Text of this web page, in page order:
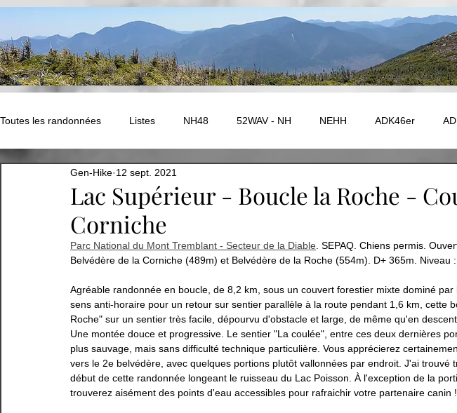
Toutes les randonnées Listes NH48 52WAV - NH NEHH ADK46er
NEK Challenge - Vermont ADK - Autres
Ouest Canadien Amérique du Sud - PEROU
EUROPE - Compostelle Abitibi Bas-St-Laurent Capitale-Nationale
Gaspésie Lanaudière Laurentides Mauricie Montérégie
Lac Supérieur - Boucle la Roche -
Corniche
Gen-Hike 12 sept. 2021
Parc National du Mont Tremblant - Secteur de la Diable . SEPAQ. Chiens permis.
Belvédère de la Corniche (489m) et Belvédère de la Roche (554m). D+ 365m. Niveau
Agréable randonnée en boucle, de 8,2 km, sous un couvert forestier mixte dominé
sens anti-horaire pour un retour sur sentier parallèle à la route pendant 1,6 km, cette
Roche" sur un sentier très facile, dépourvu d'obstacle et large, de même qu'en
Une montée douce et progressive. Le sentier "La coulée", entre ces deux dernières
plus sauvage, mais sans difficulté technique particulière. Vous apprécierez
vers le 2e belvédère, avec quelques portions plutôt vallonnées par endroit. J'ai trouvé
début de cette randonnée longeant le ruisseau du Lac Poisson. À l'exception de la
trouverez aisément des points d'eau accessibles pour rafraichir votre partenaire canin !